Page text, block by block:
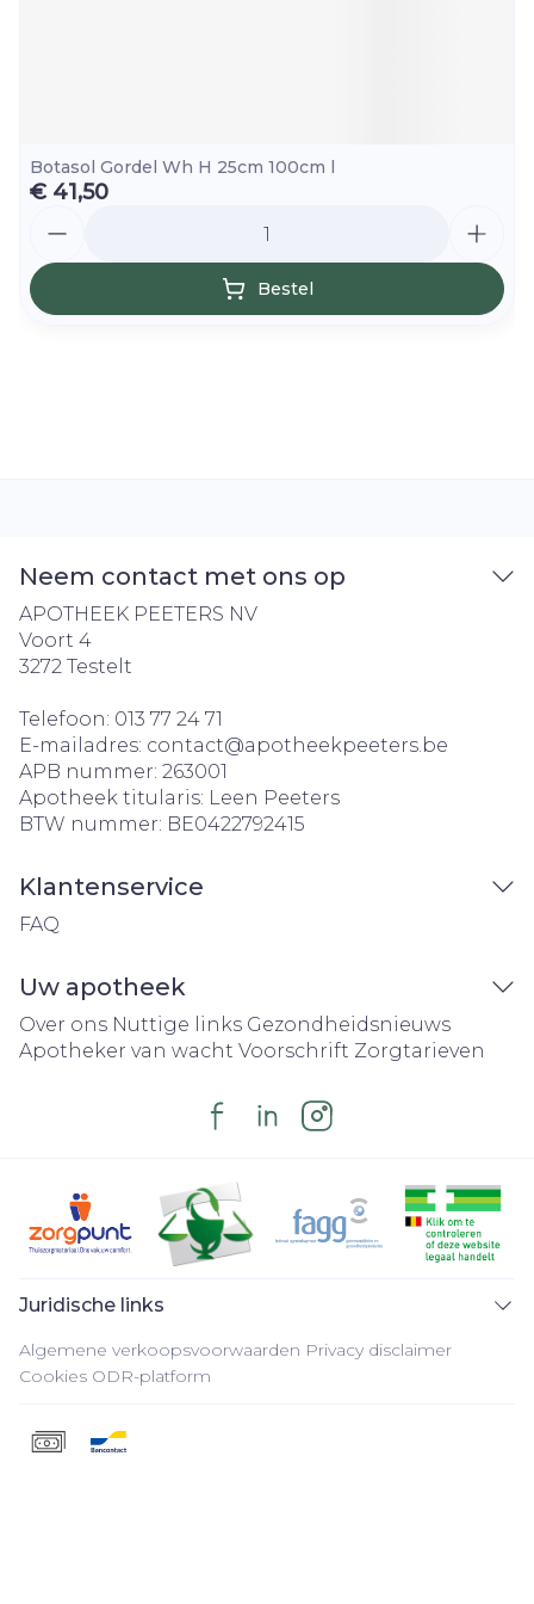
Botasol Gordel Wh H 25cm 100cm l
€ 41,50
Bestel
Neem contact met ons op
APOTHEEK PEETERS NV
Voort 4
3272 Testelt
Telefoon: 013 77 24 71
E-mailadres: contact@apotheekpeeters.be
APB nummer: 263001
Apotheek titularis: Leen Peeters
BTW nummer: BE0422792415
Klantenservice
FAQ
Uw apotheek
Over ons Nuttige links Gezondheidsnieuws
Apotheker van wacht Voorschrift Zorgtarieven
Juridische links
Algemene verkoopsvoorwaarden Privacy disclaimer
Cookies ODR-platform